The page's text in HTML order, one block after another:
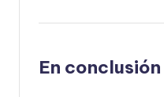
En conclusión